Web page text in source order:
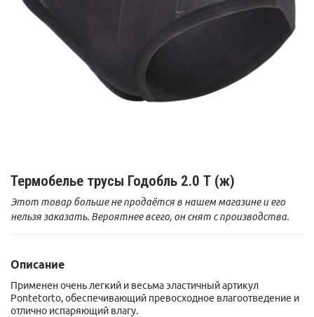
Термобелье трусы Годобль 2.0 Т (ж)
Этот товар больше не продаётся в нашем магазине и его
нельзя заказать. Вероятнее всего, он снят с производства.
Описание
Применен очень легкий и весьма эластичный артикул
Pontetorto, обеспечивающий превосходное влагоотведение и
отлично испаряющий влагу.